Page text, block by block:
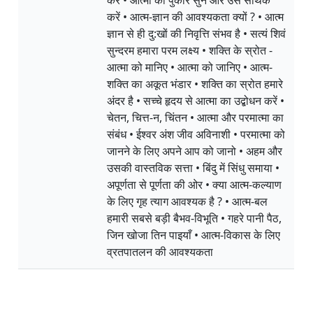
करें • आत्म-ज्ञान की आवश्यकता क्यों ? • आत्म
ज्ञान से ही दु:खों की निवृत्ति संभव है • सत्यं शिवं
सुन्दरम हमारा परम लक्ष्य • शक्ति के स्रोत -
आत्मा को मानिए • आत्मा को जानिए • आत्म-
शक्ति का अकूत भंडार • शक्ति का स्रोत हमारे
अंदर है • सच्चे हृदय से आत्मा का उद्बोधन करें •
चेतन, चित्त-न, चिंतन • आत्मा और परमात्मा का
संबंध • ईश्वर अंश जीव अविनाशी • परमात्मा को
जानने के लिए अपने आप को जानो • अहम और
उसकी वास्तविक सत्ता • बिंदु में सिंधु समाया •
अपूर्णता से पूर्णता की ओर • क्या आत्म-कल्याण
के लिए गृह त्याग आवश्यक है ? • आत्म-बल
हमारी सबसे बड़ी बैभव-विभूति • गहरे पानी पैठ,
जिन खोजा तिन पाइयाँ • आत्म-विकास के लिए
व्रतपातलन की आवश्यकता